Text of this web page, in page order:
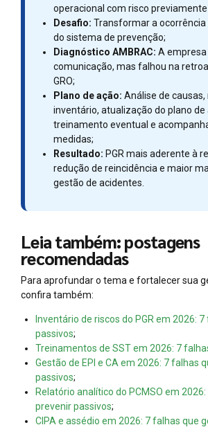
operacional com risco
Desafio: Transformar a ocorrência
do sistema de prevenção;
Diagnóstico AMBRAC: A
comunicação, mas falhou na
GRO;
Plano de ação: Análise de causas,
inventário, atualização do plano de
treinamento eventual e
medidas;
Resultado: PGR mais aderente à
redução de reincidência e maior
gestão de acidentes.
Leia também: postagens
recomendadas
Para aprofundar o tema e fortalecer sua
confira também:
Inventário de riscos do PGR em 2026:
passivos;
Treinamentos de SST em 2026: 7
Gestão de EPI e CA em 2026: 7 falhas
passivos;
Relatório analítico do PCMSO em
prevenir passivos;
CIPA e assédio em 2026: 7 falhas que